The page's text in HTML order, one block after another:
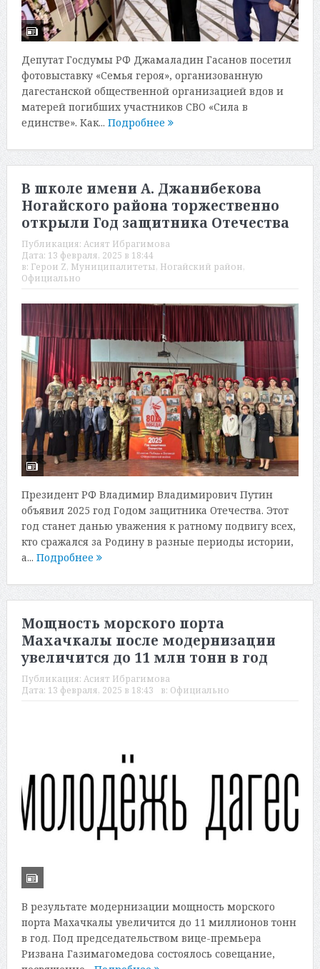
Депутат Госдумы РФ Джамаладин Гасанов посетил
фотовыставку «Семья героя», организованную
дагестанской общественной организацией вдов и
матерей погибших участников СВО «Сила в
единстве». Как... Подробнее
В школе имени А. Джанибекова
Ногайского района торжественно
открыли Год защитника Отечества
Публикация: Асият Ибрагимова
Дата: 13 февраля, 2025 в 18:44
в: Герои Z, Муниципалитеты, Ногайский район,
Официально
Президент РФ Владимир Владимирович Путин
объявил 2025 год Годом защитника Отечества. Этот
год станет данью уважения к ратному подвигу всех,
кто сражался за Родину в разные периоды истории,
а... Подробнее
Мощность морского порта
Махачкалы после модернизации
увеличится до 11 млн тонн в год
Публикация: Асият Ибрагимова
Дата: 13 февраля, 2025 в 18:43 в: Официально
В результате модернизации мощность морского
порта Махачкалы увеличится до 11 миллионов тонн
в год. Под председательством вице-премьера
Ризвана Газимагомедова состоялось совещание,